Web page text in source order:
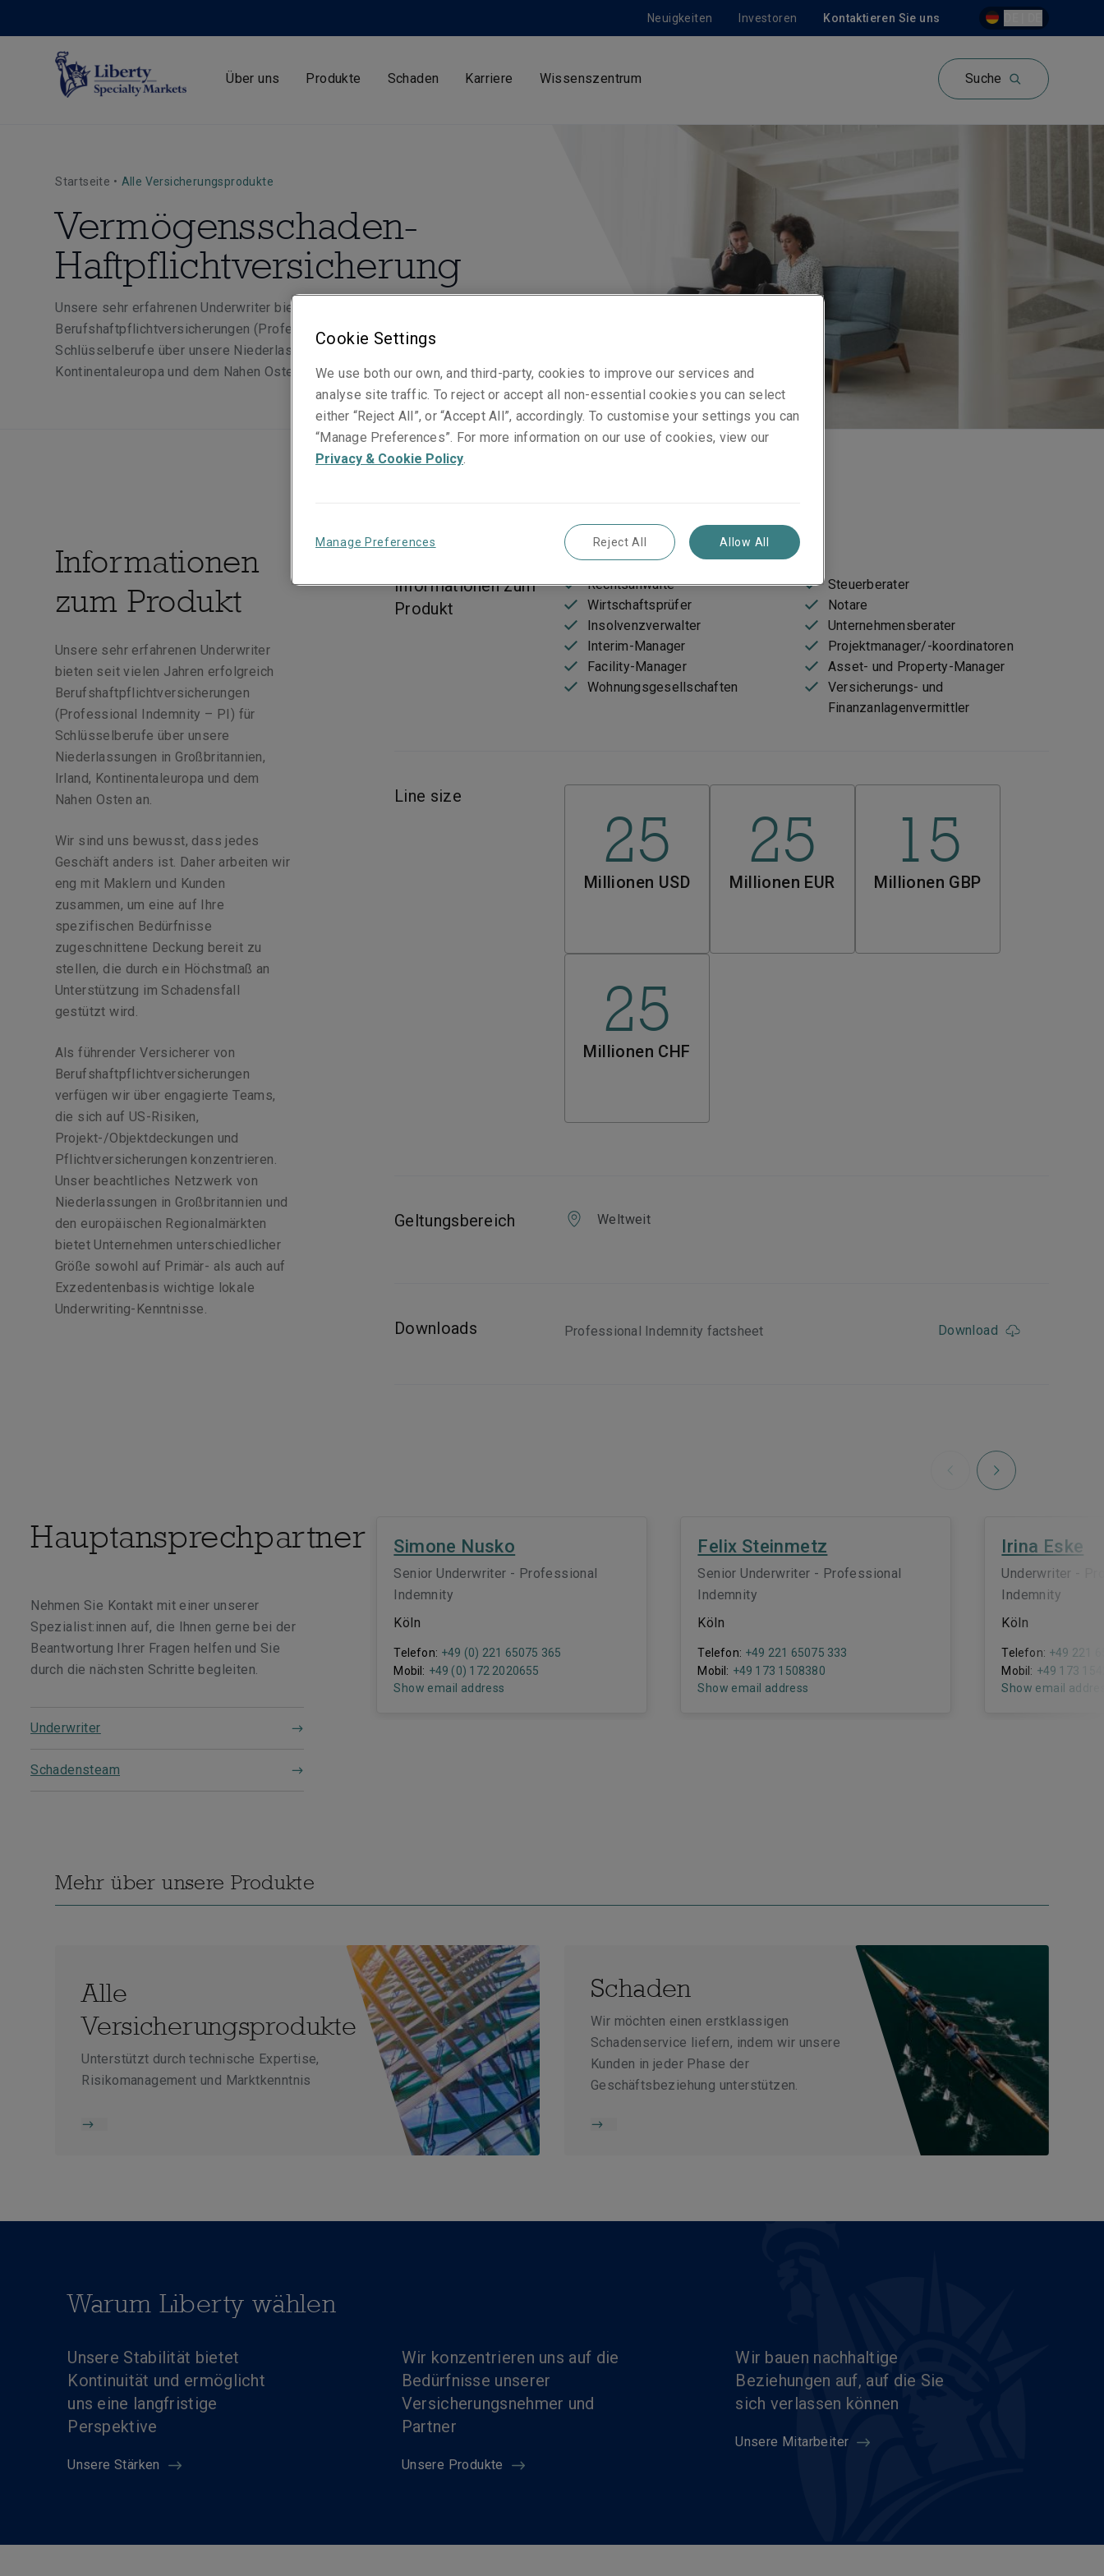
Kontaktieren Sie uns
Neuigkeiten Investoren
Über uns Produkte Schaden Karriere Wissenszentrum Suche
Startseite • Alle Versicherungsprodukte
Vermögensschaden-
Haftpflichtversicherung
Unsere sehr erfahrenen Underwriter bieten seit vielen Jahren erfolgreich
Berufshaftpflichtversicherungen (Professional Indemnity – PI) für
Schlüsselberufe über unsere Niederlassungen in Großbritannien, Irland,
Kontinentaleuropa und dem Nahen Osten an.
Informationen
zum Produkt
Unsere sehr erfahrenen Underwriter
bieten seit vielen Jahren erfolgreich
Berufshaftpflichtversicherungen
(Professional Indemnity – PI) für
Schlüsselberufe über unsere
Niederlassungen in Großbritannien,
Irland, Kontinentaleuropa und dem
Nahen Osten an.
Wir sind uns bewusst, dass jedes
Geschäft anders ist. Daher arbeiten wir
eng mit Maklern und Kunden
zusammen, um eine auf Ihre
spezifischen Bedürfnisse
zugeschnittene Deckung bereit zu
stellen, die durch ein Höchstmaß an
Unterstützung im Schadensfall
gestützt wird.
Als führender Versicherer von
Berufshaftpflichtversicherungen
verfügen wir über engagierte Teams,
die sich auf US-Risiken,
Projekt-/Objektdeckungen und
Pflichtversicherungen konzentrieren.
Unser beachtliches Netzwerk von
Niederlassungen in Großbritannien und
den europäischen Regionalmärkten
bietet Unternehmen unterschiedlicher
Größe sowohl auf Primär- als auch auf
Exzedentenbasis wichtige lokale
Underwriting-Kenntnisse.
Informationen zum
Produkt
Rechtsanwälte
Wirtschaftsprüfer
Insolvenzverwalter
Interim-Manager
Facility-Manager
Wohnungsgesellschaften
Steuerberater
Notare
Unternehmensberater
Projektmanager/-koordinatoren
Asset- und Property-Manager
Versicherungs- und
Finanzanlagenvermittler
Line size
25
Millionen USD
25
Millionen EUR
15
Millionen GBP
25
Millionen CHF
Geltungsbereich Weltweit
Downloads Professional Indemnity factsheet Download
Hauptansprechpartner
Nehmen Sie Kontakt mit einer unserer
Spezialist:innen auf, die Ihnen gerne bei der
Beantwortung Ihrer Fragen helfen und Sie
durch die nächsten Schritte begleiten.
Underwriter
Schadensteam
Simone Nusko
Senior Underwriter - Professional
Indemnity
Köln
Telefon: +49 (0) 221 65075 365
Mobil: +49 (0) 172 2020655
Show email address
Felix Steinmetz
Senior Underwriter - Professional
Indemnity
Köln
Telefon: +49 221 65075 333
Mobil: +49 173 1508380
Show email address
Irina Eske
Underwriter -
Indemnity
Köln
Telefon: +49 221
Mobil: +49 173
Show email
Mehr über unsere Produkte
Alle
Versicherungsprodukte
Unterstützt durch technische Expertise,
Risikomanagement und Marktkenntnis
Schaden
Wir möchten einen erstklassigen
Schadenservice liefern, indem wir unsere
Kunden in jeder Phase der
Geschäftsbeziehung unterstützen.
Warum Liberty wählen
Unsere Stabilität bietet
Kontinuität und ermöglicht
uns eine langfristige
Perspektive
Unsere Stärken
Wir konzentrieren uns auf die
Bedürfnisse unserer
Versicherungsnehmer und
Partner
Unsere Produkte
Wir bauen nachhaltige
Beziehungen auf, auf die Sie
sich verlassen können
Unsere Mitarbeiter
Cookie Settings
We use both our own, and third-party, cookies to improve our services and
analyse site traffic. To reject or accept all non-essential cookies you can select
either “Reject All”, or “Accept All”, accordingly. To customise your settings you can
“Manage Preferences”. For more information on our use of cookies, view our
Privacy & Cookie Policy.
Manage Preferences Reject All Allow All